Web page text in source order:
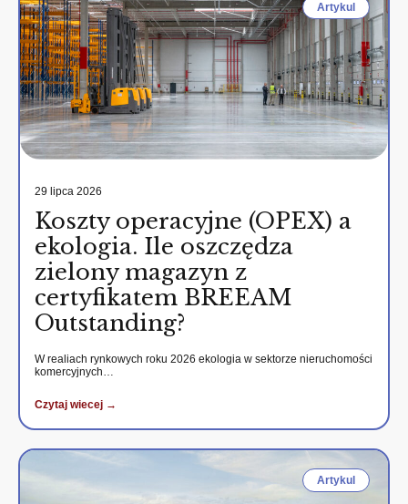
Artykul
29 lipca 2026
Koszty operacyjne (OPEX) a
ekologia. Ile oszczędza
zielony magazyn z
certyfikatem BREEAM
Outstanding?
W realiach rynkowych roku 2026 ekologia w sektorze nieruchomości
komercyjnych…
Czytaj wiecej →
Artykul